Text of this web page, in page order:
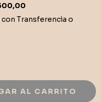
Transferencia o